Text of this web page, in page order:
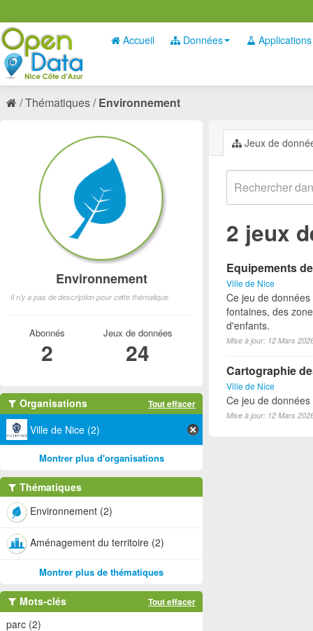
Accueil Données Applications
Thématiques Environnement
Jeux de
2 jeux
Equipements
Ville de Nice
Ce jeu de
fontaines, des
d'enfants.
Mise à jour: 12 Mars
Cartographie
Ville de Nice
Ce jeu de
Mise à jour: 12 Mars
Environnement
Il n'y a pas de description pour cette thématique
Abonnés
2
Jeux de données
24
Organisations Tout effacer
Ville de Nice (2)
Montrer plus d'organisations
Thématiques
Environnement (2)
Aménagement du territoire (2)
Montrer plus de thématiques
Mots-clés Tout effacer
parc (2)